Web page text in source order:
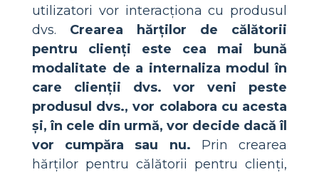
utilizatori vor interacționa cu produsul
dvs. Crearea hărților de călătorii
pentru clienți este cea mai bună
modalitate de a internaliza modul în
care clienții dvs. vor veni peste
produsul dvs., vor colabora cu acesta
și, în cele din urmă, vor decide dacă îl
vor cumpăra sau nu. Prin crearea
hărților pentru călătorii pentru clienți,